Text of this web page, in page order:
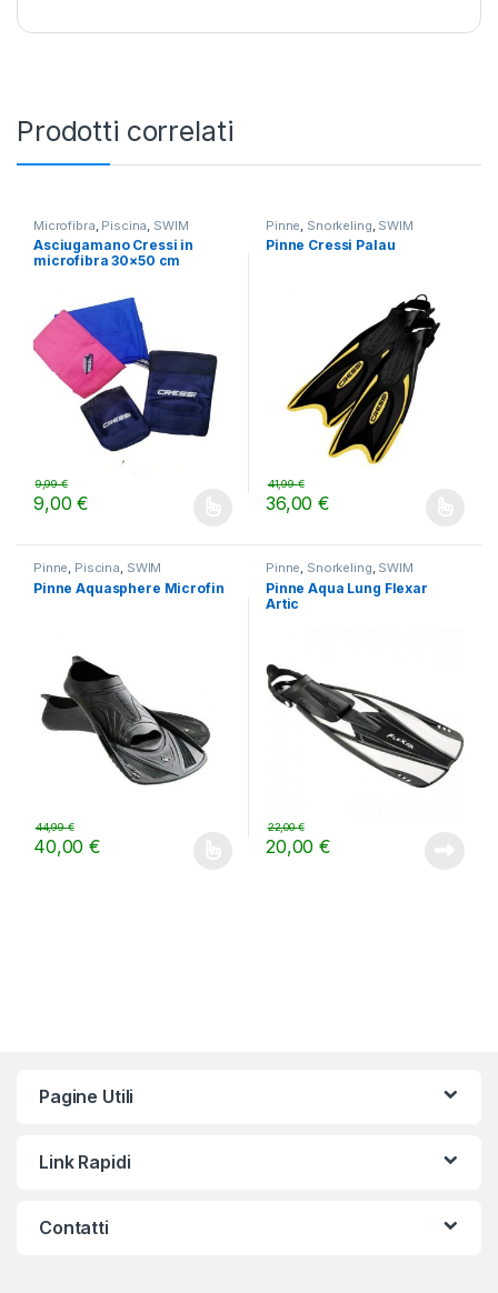
Prodotti correlati
Microfibra Piscina SWIM
Asciugamano Cressi in
microfibra 30×50 cm
9,00€
9,99€
Questo prodotto ha più varianti. Le opzioni possono essere
Pinne Snorkeling SWIM
Pinne Cressi Palau
36,00€
41,99€
Questo prodotto ha più
Pinne, Piscina, SWIM
Pinne Aquasphere Microfin
40,00€
44,99€
Questo prodotto ha più varianti. Le opzioni possono essere
Pinne, Snorkeling, SWIM
Pinne Aqua Lung Flexar
Artic
20,00€
22,00€
Pagine Utili
Link Rapidi
Contatti